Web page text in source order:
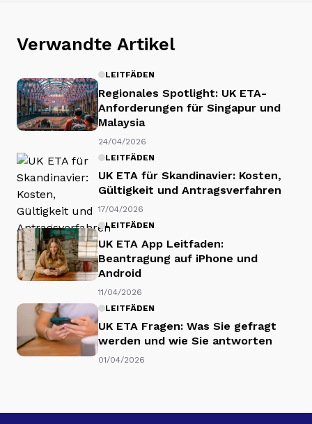
Verwandte Artikel
LEITFÄDEN
Regionales Spotlight: UK ETA-
Anforderungen für Singapur und
Malaysia
24/04/2026
LEITFÄDEN
UK ETA für Skandinavier: Kosten,
Gültigkeit und Antragsverfahren
17/04/2026
LEITFÄDEN
UK ETA App Leitfaden:
Beantragung auf iPhone und
Android
11/04/2026
LEITFÄDEN
UK ETA Fragen: Was Sie gefragt
werden und wie Sie antworten
01/04/2026